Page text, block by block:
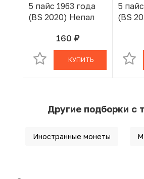
5 пайс 1963 года
(BS 2020) Непал
160 руб.
В КОРЗИНЕ
КУПИТЬ
5
(BS
Другие подборки с
Иностранные монеты